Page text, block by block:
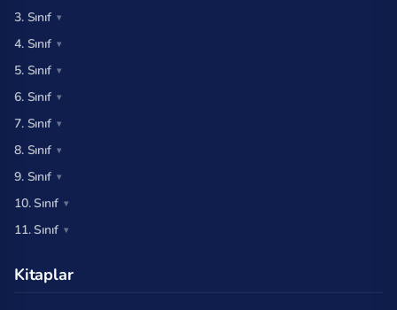
3. Sınıf
4. Sınıf
5. Sınıf
6. Sınıf
7. Sınıf
8. Sınıf
9. Sınıf
10. Sınıf
11. Sınıf
Kitaplar